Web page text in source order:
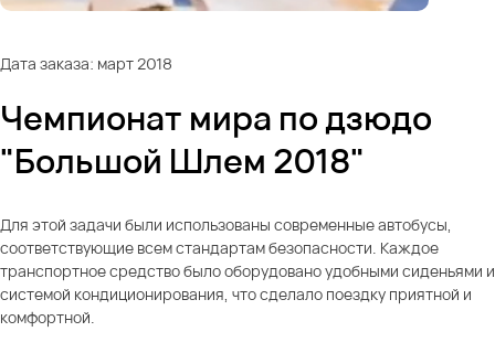
Дата заказа: март 2018
Чемпионат мира по дзюдо
"Большой Шлем 2018"
Для этой задачи были использованы современные автобусы,
соответствующие всем стандартам безопасности. Каждое
транспортное средство было оборудовано удобными сиденьями и
системой кондиционирования, что сделало поездку приятной и
комфортной.